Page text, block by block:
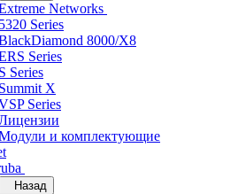
Networks
5320 Series
8000/X8
Series
S Series
Summit X
Series
и комплектующие
Назад